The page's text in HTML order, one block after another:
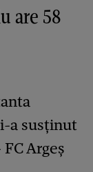
are 58